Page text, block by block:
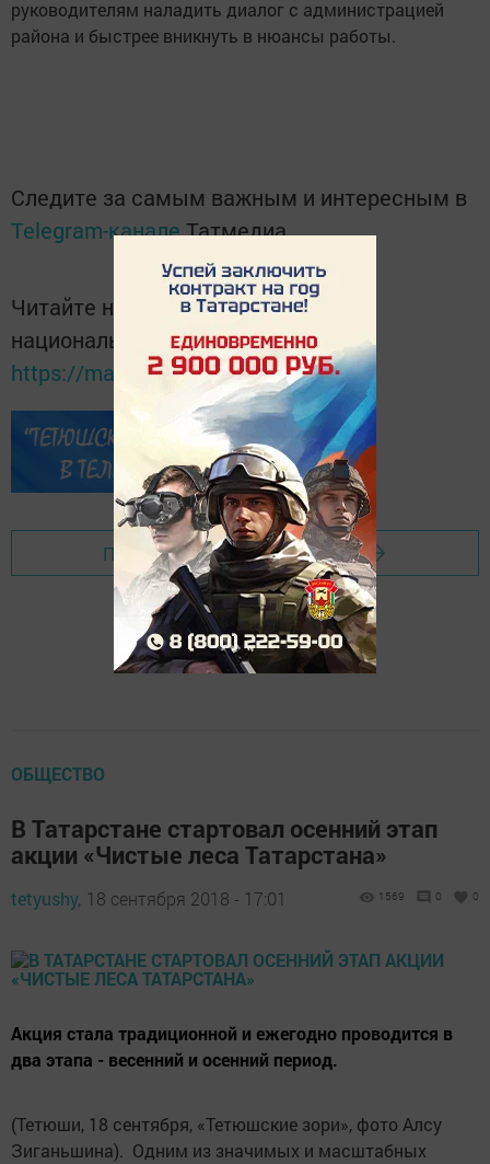
руководителям наладить диалог с администрацией
района и быстрее вникнуть в нюансы работы.
Следите за самым важным и интересным в
Telegram-каналеТатмедиа
Читайте новости Татарстана в
национальном мессенджере MАХ:
https://max.ru/tatmedia
Перейти на страницу новости
ОБЩЕСТВО
В Татарстане стартовал осенний этап
акции «Чистые леса Татарстана»
tetyushy, 18 сентября 2018 - 17:01 1569 0 0
Акция стала традиционной и ежегодно проводится в
два этапа - весенний и осенний период.
(Тетюши, 18 сентября, «Тетюшские зори», фото Алсу
Зиганьшина). Одним из значимых и масштабных